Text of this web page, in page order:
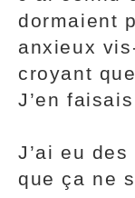
dormaient
anxieux
croyant
J’en
J’ai eu
que ça ne